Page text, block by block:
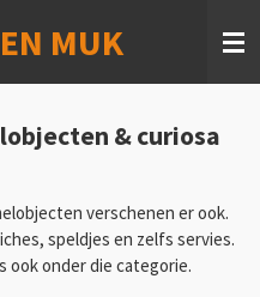
MUK
& curiosa
verschenen er ook.
speldjes en zelfs servies.
ook onder die categorie.